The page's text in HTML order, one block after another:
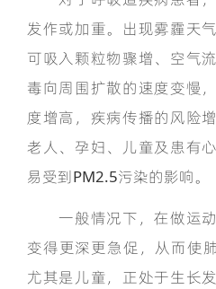
发作或加重。出现雾霾天
可吸入颗粒物骤增、空气
毒向周围扩散的速度变慢
度增高，疾病传播的风险
老人、孕妇、儿童及患有
易受到PM2.5污染的影响。
一般情况下，在做运动
变得更深更急促，从而使
尤其是儿童，正处于生长